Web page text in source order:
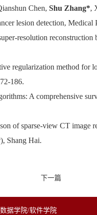
Chen, Shu Zhang*,
lesion detection, Medical
resolution reconstruction
regularization method for
186.
A comprehensive
of sparse-view CT image
Shang Hai.
下一篇
据学院/软件学院